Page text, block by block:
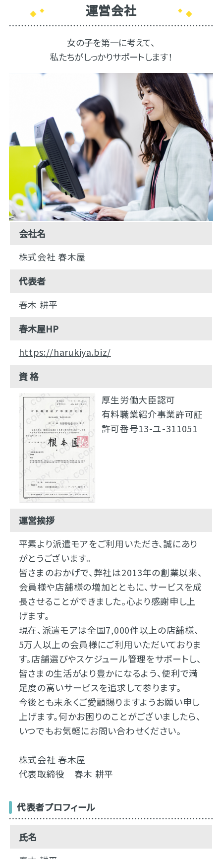
運営会社
女の子を第一に考えて、
私たちがしっかりサポートします！
会社名
株式会社 春木屋
代表者
春木 耕平
春木屋HP
https://harukiya.biz/
資 格
厚生労働大臣認可
有料職業紹介事業許可証
許可番号13-ユ-311051
運営挨拶
平素より派遣モアをご利用いただき、誠にあり
がとうございます。
皆さまのおかげで、弊社は2013年の創業以来、
会員様や店舗様の増加とともに、サービスを成
長させることができました。心より感謝申し上
げます。
現在、派遣モアは全国7,000件以上の店舗様、
5万人以上の会員様にご利用いただいておりま
す。店舗選びやスケジュール管理をサポートし、
皆さまの生活がより豊かになるよう、便利で満
足度の高いサービスを追求して参ります。
今後とも末永くご愛顧賜りますようお願い申し
上げます。何かお困りのことがございましたら、
いつでもお気軽にお問い合わせください。
株式会社 春木屋
代表取締役 春木 耕平
代表者プロフィール
氏名